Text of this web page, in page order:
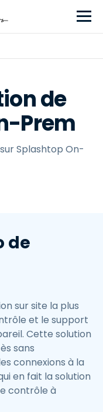
de
Prem
Splashtop On-
de
sur site la plus
et le support
Cette solution
sans
connexions à la
en fait la solution
contrôle à